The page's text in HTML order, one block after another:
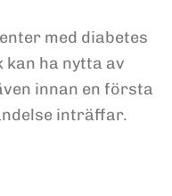
med diabetes
ha nytta av
innan en första
inträffar.